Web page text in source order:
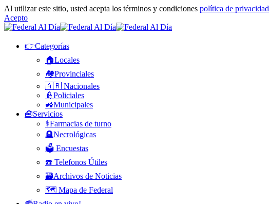
Al utilizar este sitio, usted acepta los términos y condiciones política de privacidad
Acepto
👉Categorías
🏠Locales
🏘️Provinciales
🇦🇷 Nacionales
👮Policiales
🚜Municipales
🧰Servicios
⚕️Farmacias de turno
🪦Necrológicas
🗳️ Encuestas
☎️ Telefonos Útiles
🗃️Archivos de Noticias
🗺️ Mapa de Federal